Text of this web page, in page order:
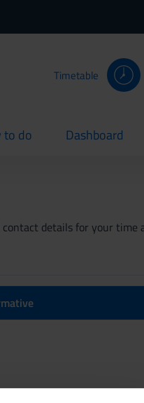
Timetable
to do Dashboard
current
details for your time